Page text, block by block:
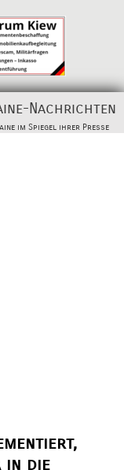
Nachrichten
im Spiegel ihrer Presse
in die